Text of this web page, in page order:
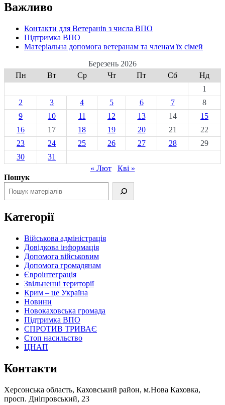
Важливо
Контакти для Ветеранів з числа ВПО
Підтримка ВПО
Матеріальна допомога ветеранам та членам їх сімей
Березень 2026
Пн
Вт Ср Чт Пт Сб
Нд
1
2
3 4 5 6 7
8
9
10 11 12 13 14
15
16
17 18 19 20 21
22
23
24 25 26 27 28
29
30
31
« Лют
Кві »
Пошук
Категорії
Військова адміністрація
Довідкова інформація
Допомога військовим
Допомога громадянам
Євроінтеграція
Звільненні території
Крим – це Україна
Новини
Новокаховська громада
Підтримка ВПО
СПРОТИВ ТРИВАЄ
Стоп насильство
ЦНАП
Контакти
Херсонська область, Каховський район, м.Нова Каховка,
просп. Дніпровський, 23